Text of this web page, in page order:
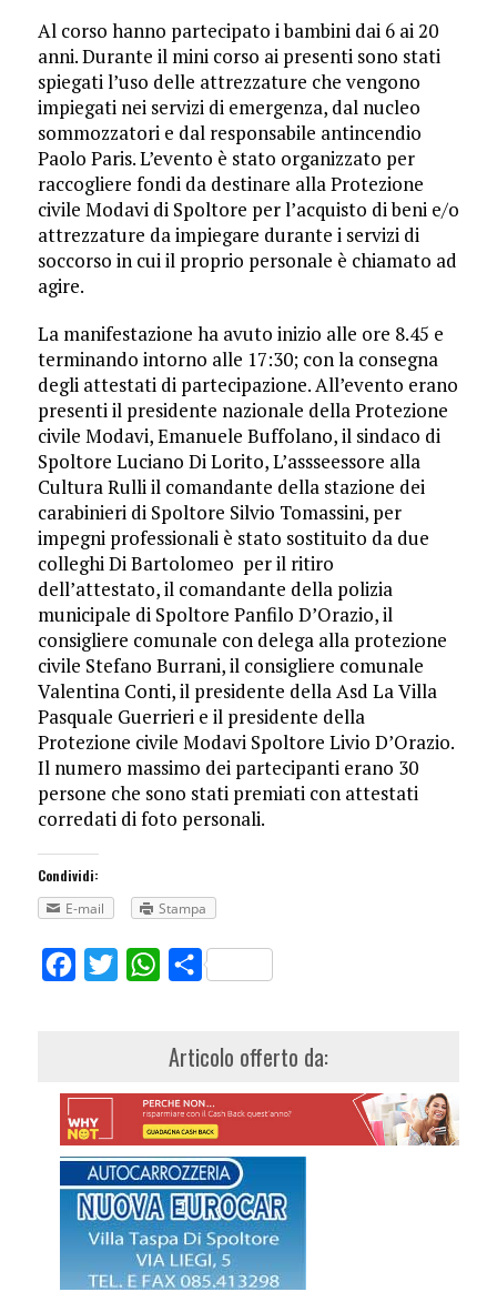
Al corso hanno partecipato i bambini dai 6 ai 20
anni. Durante il mini corso ai presenti sono stati
spiegati l’uso delle attrezzature che vengono
impiegati nei servizi di emergenza, dal nucleo
sommozzatori e dal responsabile antincendio
Paolo Paris. L’evento è stato organizzato per
raccogliere fondi da destinare alla Protezione
civile Modavi di Spoltore per l’acquisto di beni e/o
attrezzature da impiegare durante i servizi di
soccorso in cui il proprio personale è chiamato ad
agire.
La manifestazione ha avuto inizio alle ore 8.45 e
terminando intorno alle 17:30; con la consegna
degli attestati di partecipazione. All’evento erano
presenti il presidente nazionale della Protezione
civile Modavi, Emanuele Buffolano, il sindaco di
Spoltore Luciano Di Lorito, L’assseessore alla
Cultura Rulli il comandante della stazione dei
carabinieri di Spoltore Silvio Tomassini, per
impegni professionali è stato sostituito da due
colleghi Di Bartolomeo per il ritiro
dell’attestato, il comandante della polizia
municipale di Spoltore Panfilo D’Orazio, il
consigliere comunale con delega alla protezione
civile Stefano Burrani, il consigliere comunale
Valentina Conti, il presidente della Asd La Villa
Pasquale Guerrieri e il presidente della
Protezione civile Modavi Spoltore Livio D’Orazio.
Il numero massimo dei partecipanti erano 30
persone che sono stati premiati con attestati
corredati di foto personali.
Condividi:
E-mail
Stampa
FacebookTwitterWhatsApp
Share
Articolo offerto da: